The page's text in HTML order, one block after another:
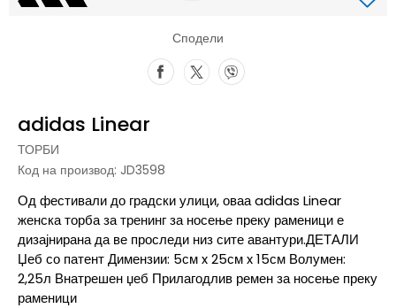
Сподели
adidas Linear
ТОРБИ
Код на производ: JD3598
Од фестивали до градски улици, оваа adidas Linear
женска торба за тренинг за носење преку раменици е
дизајнирана да ве проследи низ сите авантури.ДЕТАЛИ
Џеб со патент Димензии: 5см x 25см x 15см Волумен:
2,25л Внатрешен џеб Прилагодлив ремен за носење преку
раменици